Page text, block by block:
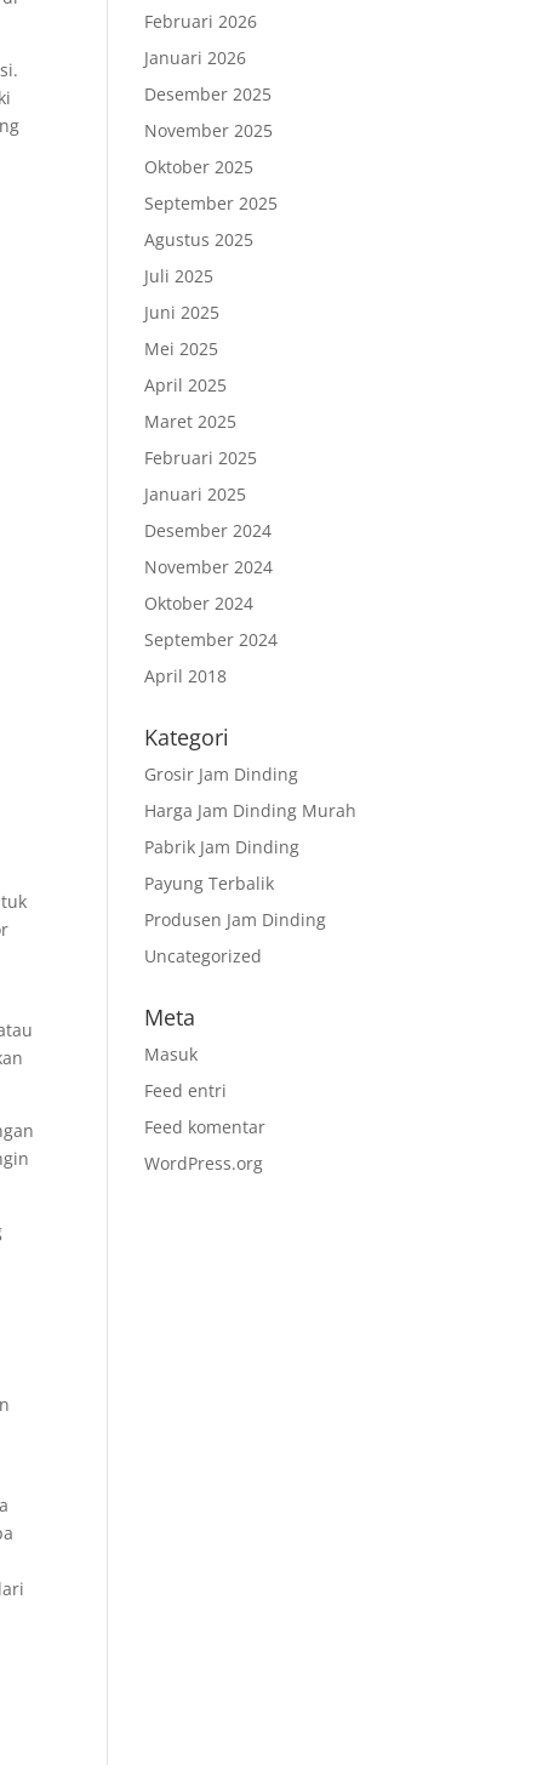
Februari 2026
Januari 2026
Desember 2025
November 2025
Oktober 2025
September 2025
Agustus 2025
Juli 2025
Juni 2025
Mei 2025
April 2025
Maret 2025
Februari 2025
Januari 2025
Desember 2024
November 2024
Oktober 2024
September 2024
April 2018
Kategori
Grosir Jam Dinding
Harga Jam Dinding Murah
Pabrik Jam Dinding
Payung Terbalik
Produsen Jam Dinding
Uncategorized
Meta
Masuk
Feed entri
Feed komentar
WordPress.org